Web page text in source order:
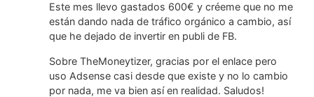
Este mes llevo gastados 600€ y créeme que no me
están dando nada de tráfico orgánico a cambio, así
que he dejado de invertir en publi de FB.
Sobre TheMoneytizer, gracias por el enlace pero
uso Adsense casi desde que existe y no lo cambio
por nada, me va bien así en realidad. Saludos!